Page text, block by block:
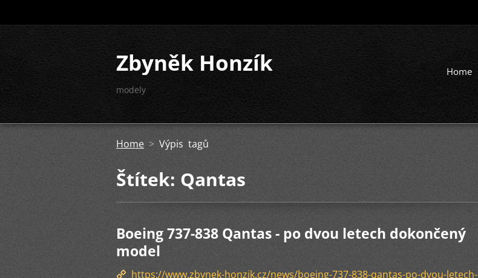
Zbyněk Honzík
modely
Home
Home > Výpis tagů
Štítek: Qantas
Boeing 737-838 Qantas - po dvou letech dokončený
model
https://www.zbynek-honzik.cz/news/boeing-737-838-qantas-po-dvou-letech-